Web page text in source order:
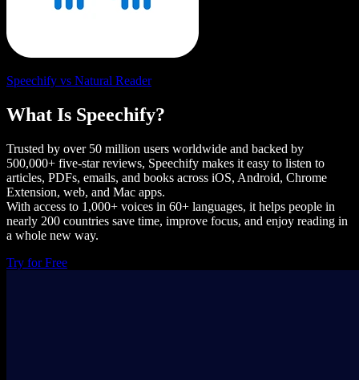
Speechify vs Natural Reader
What Is Speechify?
Trusted by over 50 million users worldwide and backed by
500,000+ five-star reviews, Speechify makes it easy to listen to
articles, PDFs, emails, and books across iOS, Android, Chrome
Extension, web, and Mac apps.
With access to 1,000+ voices in 60+ languages, it helps people in
nearly 200 countries save time, improve focus, and enjoy reading in
a whole new way.
Try for Free